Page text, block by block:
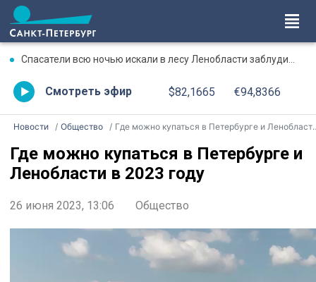
Спасатели всю ночью искали в лесу Ленобласти заблудившегося мужчину
Смотреть эфир $82,1665 €94,8366
Новости Общество Где можно купаться в Петербурге и Ленобласти в 2023 году
Где можно купаться в Петербурге и
Ленобласти в 2023 году
26 июня 2023, 13:06 Общество